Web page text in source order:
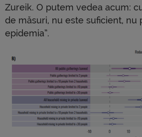
Zureik. O putem vedea acum:
de măsuri, nu este suficient, nu
epidemia”.